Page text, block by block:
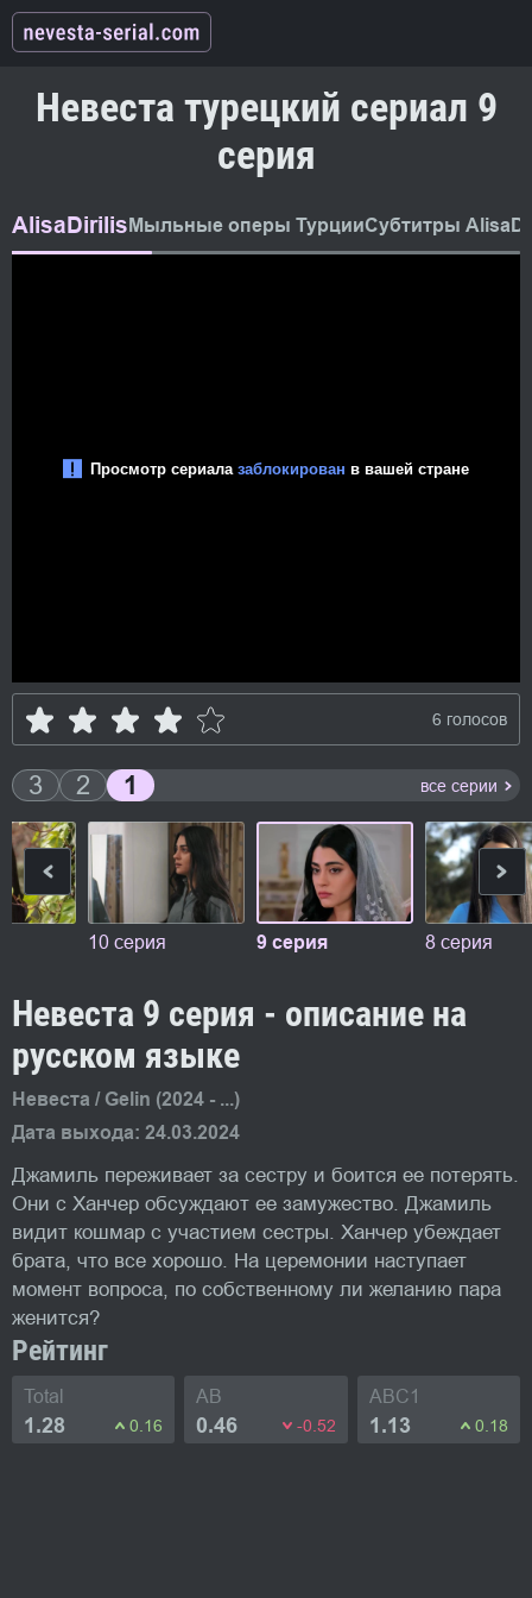
Невеста турецкий сериал 9
серия
AlisaDirilis Мыльные оперы ТурцииСубтитры
6 голосов
3 2 1 все серии
10 серия 9 серия 8 серия
Невеста 9 серия - описание на
русском языке
Невеста / Gelin (2024 - ...)
Дата выхода: 24.03.2024
Джамиль переживает за сестру и боится ее потерять.
Они с Ханчер обсуждают ее замужество. Джамиль
видит кошмар с участием сестры. Ханчер убеждает
брата, что все хорошо. На церемонии наступает
момент вопроса, по собственному ли желанию пара
женится?
Рейтинг
Total
1.28 0.16
AB
0.46 -0.52
ABC1
1.13 0.18